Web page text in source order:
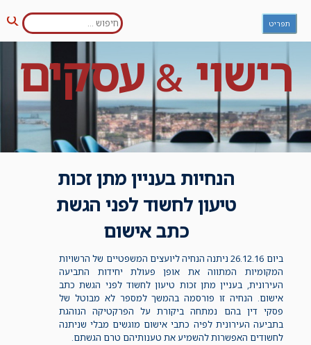
Skip
content
חפש: תפריט
רישוי&עסקים
הנחיות בעניין מתן זכות
טיעון לחשוד לפני הגשת
כתב אישום
ביום 26.12.16 ניתנה הנחיה ליועצים המשפטיים של הרשויות
המקומיות המתווה את אופן פעולת יחידות התביעה
העירונית, בעניין מתן זכות טיעון לחשוד לפני הגשת כתב
אישום. הנחיה זו פורסמה בהמשך למספר לא מבוטל של
פסקי דין בהם נמתחה ביקורת על הפרקטיקה הנוהגת
בתביעה העירונית לפיה כתבי אישום מוגשים מבלי שניתנה
לחשודים האפשרות להשמיע את טענותיהם טרם הגשתם.